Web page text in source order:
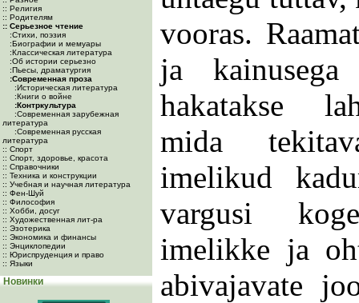
:: Религия
:: Родителям
:: Серьезное чтение
:Cтихи, поэзия
:Биографии и мемуары
:Классическая литература
:Об истории серьезно
:Пьесы, драматургия
:Современная проза
:Историческая литература
:Книги о войне
:Контркультура
:Современная зарубежная
литература
:Современная русская
литература
:: Спорт
:: Спорт, здоровье, красота
:: Справочники
:: Техника и конструкции
:: Учебная и научная литература
:: Фен-Шуй
:: Философия
:: Хобби, досуг
:: Художественная лит-ра
:: Эзотерика
:: Экономика и финансы
:: Энциклопедии
:: Юриспруденция и право
:: Языки
Новинки
vooras.
ja
hakatakse
mida
imelikud
vargusi
imelikke ja
abivajavate